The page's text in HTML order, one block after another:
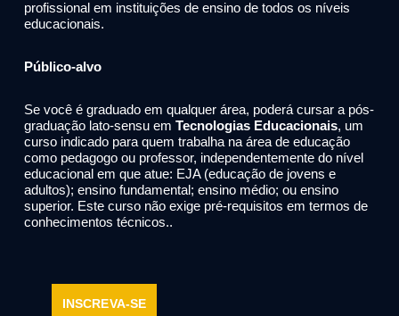
profissional em instituições de ensino de todos os níveis
educacionais.
Público-alvo
Se você é graduado em qualquer área, poderá cursar a pós-
graduação lato-sensu emTecnologias Educacionais, um
curso indicado para quem trabalha na área de educação
como pedagogo ou professor, independentemente do nível
educacional em que atue: EJA (educação de jovens e
adultos); ensino fundamental; ensino médio; ou ensino
superior. Este curso não exige pré-requisitos em termos de
conhecimentos técnicos..
INSCREVA-SE